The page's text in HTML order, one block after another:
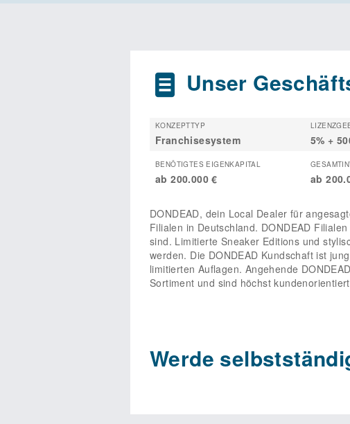
Unser
KONZEPTTYP
Franchisesystem 5% +
BENÖTIGTES EIGENKAPITAL
ab 200.000 € ab
DONDEAD, dein Local Dealer für
Filialen in Deutschland. DONDEAD
sind. Limitierte Sneaker Editions und
werden. Die DONDEAD Kundschaft ist
limitierten Auflagen. Angehende
Sortiment und sind höchst
Werde
Du zeichnest dich durch